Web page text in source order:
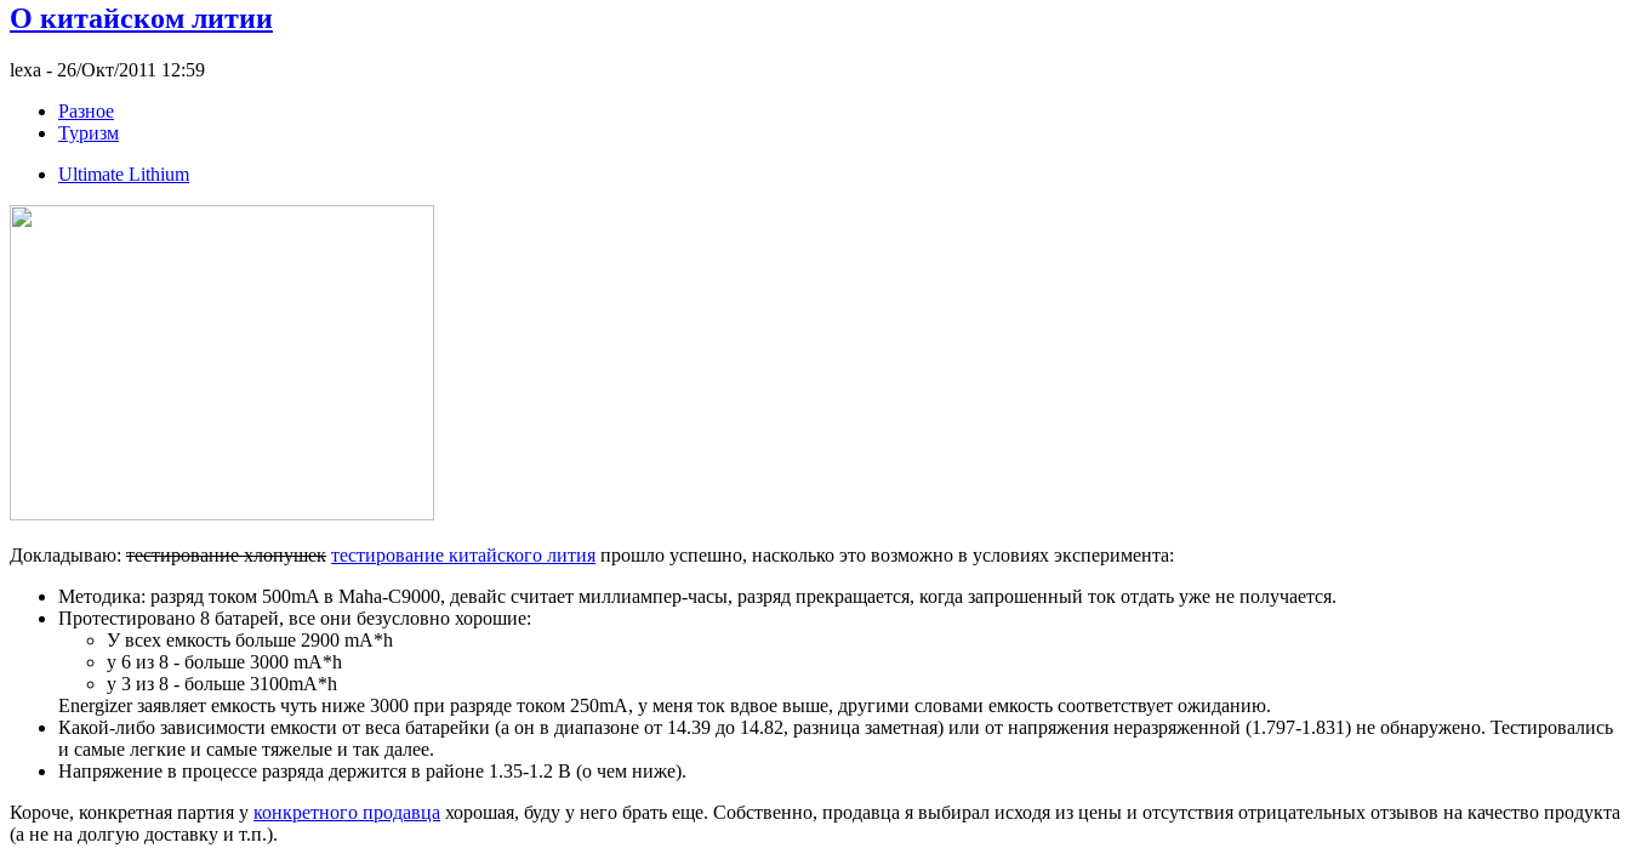
О китайском литии
lexa - 26/Окт/2011 12:59
Разное
Туризм
Ultimate Lithium
Докладываю: тестирование хлопушек тестирование китайского лития прошло успешно, насколько это возможно в условиях эксперимента:
Методика: разряд током 500mA в Maha-C9000, девайс считает миллиампер-часы, разряд прекращается, когда запрошенный ток отдать уже не получается.
Протестировано 8 батарей, все они безусловно хорошие:
У всех емкость больше 2900 mA*h
у 6 из 8 - больше 3000 mA*h
у 3 из 8 - больше 3100mA*h
Energizer заявляет емкость чуть ниже 3000 при разряде током 250mA, у меня ток вдвое выше, другими словами емкость соответствует ожиданию.
Какой-либо зависимости емкости от веса батарейки (а он в диапазоне от 14.39 до 14.82, разница заметная) или от напряжения неразряженной (1.797-1.831) не обнаружено. Тестировались
и самые легкие и самые тяжелые и так далее.
Напряжение в процессе разряда держится в районе 1.35-1.2 В (о чем ниже).
Короче, конкретная партия у конкретного продавца хорошая, буду у него брать еще. Собственно, продавца я выбирал исходя из цены и отсутствия отрицательных отзывов на качество продукта
(а не на долгую доставку и т.п.).